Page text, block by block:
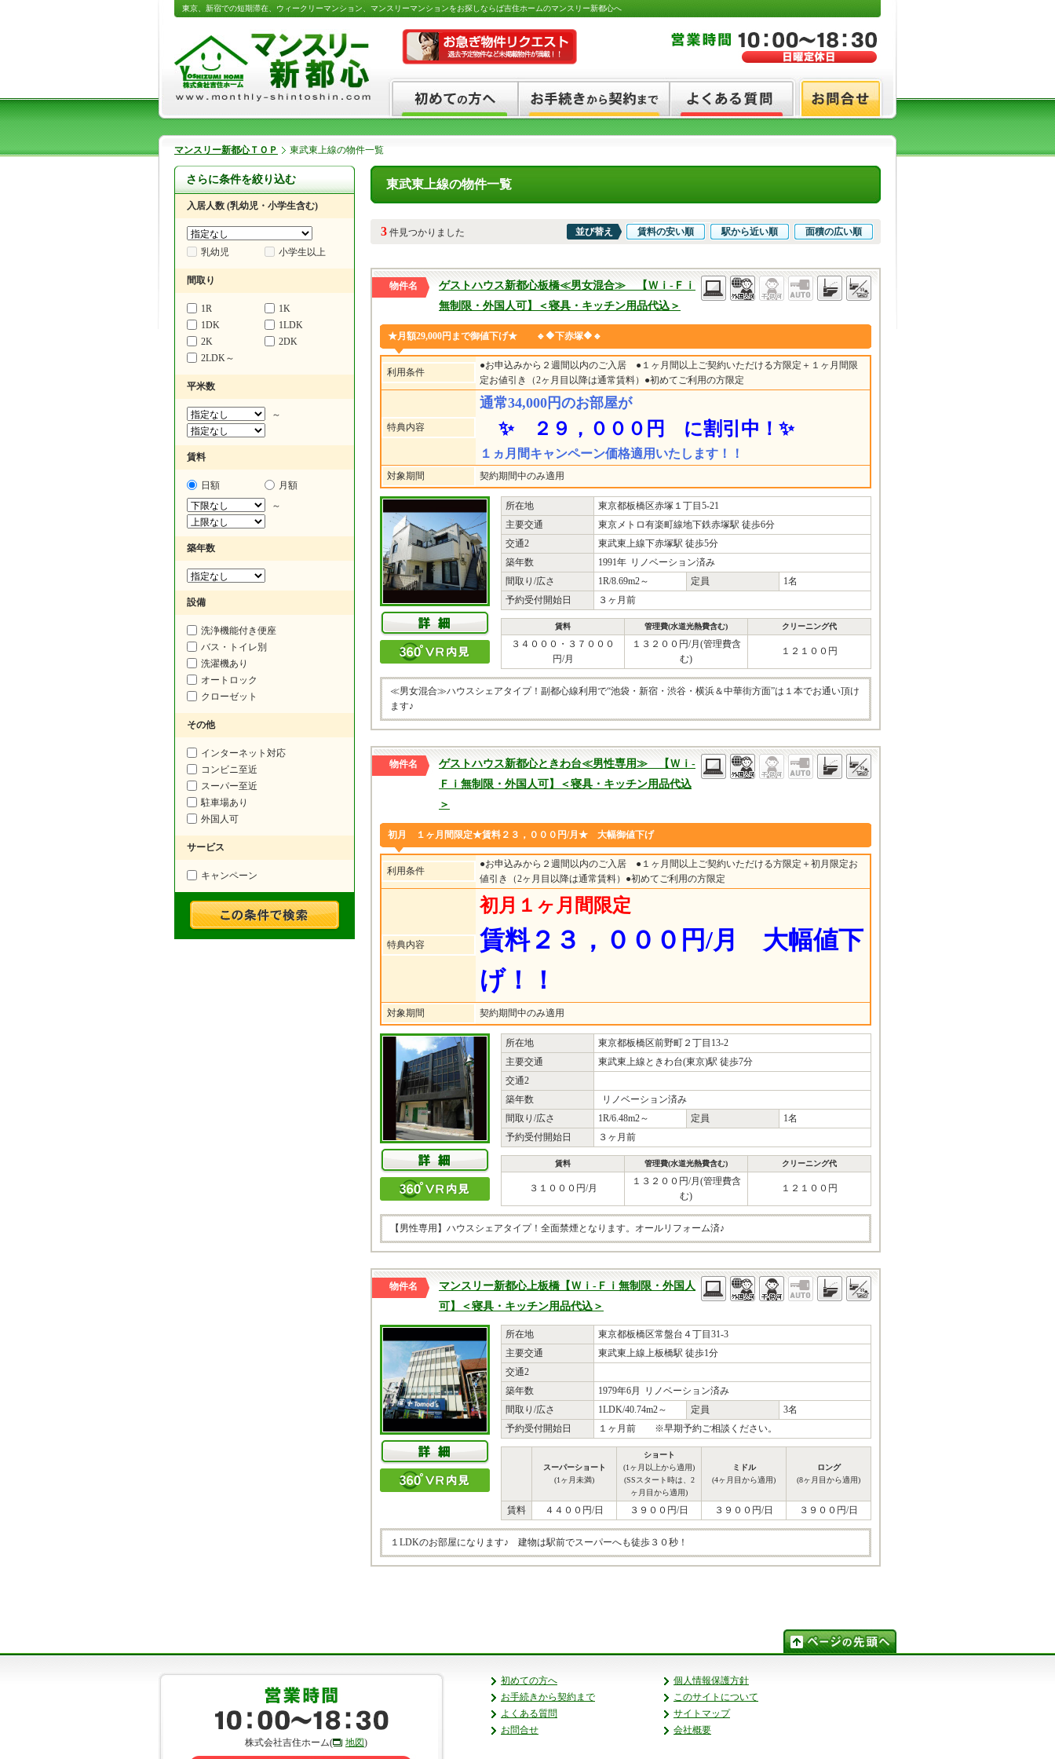
東京、新宿での短期滞在、ウィークリーマンション、マンスリーマンションをお探しならば吉住ホームのマンスリー新都心へ
マンスリー新都心ＴＯＰ 東武東上線の物件一覧
東武東上線の物件一覧
3 件見つかりました 並び替え 賃料の安い順 駅から近い順 面積の広い順
物件名
ゲストハウス新都心板橋≪男女混合≫ 【Ｗｉ-Ｆｉ
無制限・外国人可】＜寝具・キッチン用品代込＞
★月額29,000円まで御値下げ★ 🔹🔶下赤塚🔶🔹
利用条件
●お申込みから２週間以内のご入居 ●１ヶ月間以上ご契約いただける方限定＋１ヶ月間限
定お値引き（2ヶ月目以降は通常賃料）●初めてご利用の方限定
特典内容
通常34,000円のお部屋が
✨ ２９，０００円 に割引中！✨
１ヵ月間キャンペーン価格適用いたします！！
対象期間 契約期間中のみ適用
所在地
東京都板橋区赤塚１丁目5-21
主要交通
東京メトロ有楽町線地下鉄赤塚駅 徒歩6分
交通2
東武東上線下赤塚駅 徒歩5分
築年数
1991年 リノベーション済み
間取り/広さ
1R/8.69m2～ 定員
1名
予約受付開始日
３ヶ月前
賃料 管理費(水道光熱費含む) クリーニング代
３４０００・３７０００
円/月
１３２００円/月(管理費含
む)
１２１００円
≪男女混合≫ハウスシェアタイプ！副都心線利用で“池袋・新宿・渋谷・横浜＆中華街方面”は１本でお通い頂け
ます♪
物件名
ゲストハウス新都心ときわ台≪男性専用≫ 【Ｗｉ-
Ｆｉ無制限・外国人可】＜寝具・キッチン用品代込
＞
初月 １ヶ月間限定★賃料２３，０００円/月★ 大幅御値下げ
利用条件
●お申込みから２週間以内のご入居 ●１ヶ月間以上ご契約いただける方限定＋初月限定お
値引き（2ヶ月目以降は通常賃料）●初めてご利用の方限定
特典内容
初月１ヶ月間限定
賃料２３，０００円/月 大幅値下
げ！！
対象期間 契約期間中のみ適用
所在地
東京都板橋区前野町２丁目13-2
主要交通
東武東上線ときわ台(東京)駅 徒歩7分
交通2
築年数
リノベーション済み
間取り/広さ
1R/6.48m2～ 定員
1名
予約受付開始日
３ヶ月前
賃料 管理費(水道光熱費含む) クリーニング代
３１０００円/月
１３２００円/月(管理費含
む)
１２１００円
【男性専用】ハウスシェアタイプ！全面禁煙となります。オールリフォーム済♪
物件名
マンスリー新都心上板橋【Ｗｉ-Ｆｉ無制限・外国人
可】＜寝具・キッチン用品代込＞
所在地
東京都板橋区常盤台４丁目31-3
主要交通
東武東上線上板橋駅 徒歩1分
交通2
築年数
1979年6月
リノベーション済み
間取り/広さ
1LDK/40.74m2～ 定員
3名
予約受付開始日
１ヶ月前 ※早期予約ご相談ください。
スーパーショート
(1ヶ月未満)
ショート
(1ヶ月以上から適用)
(SSスタート時は、2
ヶ月目から適用)
ミドル
(4ヶ月目から適用)
ロング
(8ヶ月目から適用)
賃料 ４４００円/日 ３９００円/日 ３９００円/日 ３９００円/日
１LDKのお部屋になります♪ 建物は駅前でスーパーへも徒歩３０秒！
さらに条件を絞り込む
入居人数 (乳幼児・小学生含む)
乳幼児 小学生以上
間取り
1R
1K
1DK
1LDK
2K
2DK
2LDK～
平米数
～
賃料
日額
月額
～
築年数
設備
洗浄機能付き便座
バス・トイレ別
洗濯機あり
オートロック
クローゼット
その他
インターネット対応
コンビニ至近
スーパー至近
駐車場あり
外国人可
サービス
キャンペーン
株式会社吉住ホーム( 地図)
初めての方へ
お手続きから契約まで
よくある質問
お問合せ
個人情報保護方針
このサイトについて
サイトマップ
会社概要